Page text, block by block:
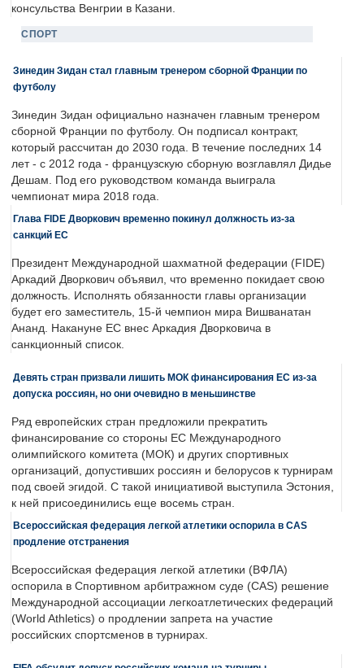
консульства Венгрии в Казани.
СПОРТ
Зинедин Зидан стал главным тренером сборной Франции по
футболу
Зинедин Зидан официально назначен главным тренером
сборной Франции по футболу. Он подписал контракт,
который рассчитан до 2030 года. В течение последних 14
лет - с 2012 года - французскую сборную возглавлял Дидье
Дешам. Под его руководством команда выиграла
чемпионат мира 2018 года.
Глава FIDE Дворкович временно покинул должность из-за
санкций ЕС
Президент Международной шахматной федерации (FIDE)
Аркадий Дворкович объявил, что временно покидает свою
должность. Исполнять обязанности главы организации
будет его заместитель, 15-й чемпион мира Вишванатан
Ананд. Накануне ЕС внес Аркадия Дворковича в
санкционный список.
Девять стран призвали лишить МОК финансирования ЕС из-за
допуска россиян, но они очевидно в меньшинстве
Ряд европейских стран предложили прекратить
финансирование со стороны ЕС Международного
олимпийского комитета (МОК) и других спортивных
организаций, допустивших россиян и белорусов к турнирам
под своей эгидой. С такой инициативой выступила Эстония,
к ней присоединились еще восемь стран.
Всероссийская федерация легкой атлетики оспорила в CAS
продление отстранения
Всероссийская федерация легкой атлетики (ВФЛА)
оспорила в Спортивном арбитражном суде (CAS) решение
Международной ассоциации легкоатлетических федераций
(World Athletics) о продлении запрета на участие
российских спортсменов в турнирах.